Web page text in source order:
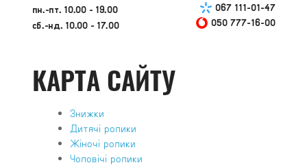
пн.-пт. 10.00 - 19.00
сб.-нд. 10.00 - 17.00
067 111-01-47
050 777-16-00
КАРТА САЙТУ
Знижки
Дитячі ролики
Жіночі ролики
Чоловічі ролики